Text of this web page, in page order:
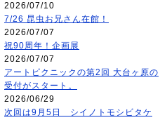
2026/07/10
7/26 昆虫お兄さん在館！
2026/07/07
祝90周年！企画展
2026/07/07
アートピクニックの第2回 大台ヶ原の
受付がスタート。
2026/06/29
次回は9月5日 シイノトモシビタケ